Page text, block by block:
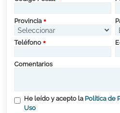
Provincia
Teléfono
Comentarios
He leído y acepto la Política de
Uso